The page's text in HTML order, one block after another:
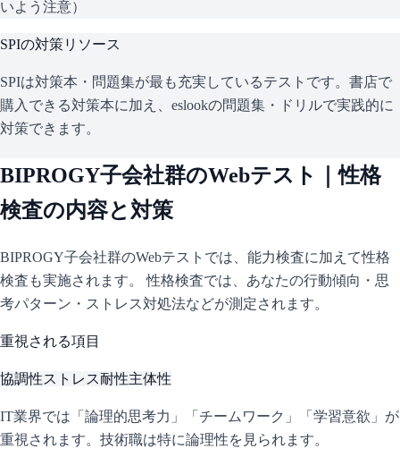
いよう注意）
SPIの対策リソース
SPIは対策本・問題集が最も充実しているテストです。書店で
購入できる対策本に加え、eslookの問題集・ドリルで実践的に
対策できます。
BIPROGY子会社群のWebテスト｜性格
検査の内容と対策
BIPROGY子会社群のWebテストでは、能力検査に加えて性格
検査も実施されます。 性格検査では、あなたの行動傾向・思
考パターン・ストレス対処法などが測定されます。
重視される項目
協調性ストレス耐性主体性
IT業界では「論理的思考力」「チームワーク」「学習意欲」が
重視されます。技術職は特に論理性を見られます。